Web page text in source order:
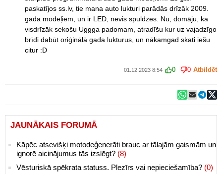
paskatījos ss.lv, tie mana auto lukturi parādās drīzāk 2009.
gada modeļiem, un ir LED, nevis spuldzes. Nu, domāju, ka
visdrīzāk sekošu Uggga padomam, atradīšu kur uz vajadzīgo
brīdi dabūt oriģinālā gada lukturus, un nākamgad skati iešu
citur :D
01.12.2023 8:54 0 0 Atbildēt
JAUNĀKAIS FORUMĀ
Kāpēc atsevišķi motodeģenerāti brauc ar tālajām gaismām un
ignorē aicinājumus tās izslēgt? (8)
Vēsturiskā spēkrata statuss. Plezīrs vai nepieciešamība? (0)